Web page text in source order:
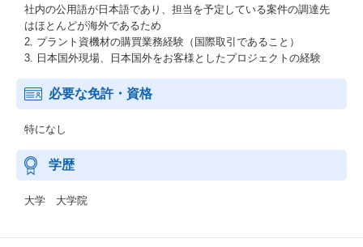
社内の公用語が日本語であり、担当を予定している案件の調達先
はほとんどが海外であるため
2. プラント資機材の購買業務経験（国際取引であること）
3. 日本国外現場、日本国外をお客様としたプロジェクトの経験
必要な免許・資格
特になし
学歴
大学 大学院